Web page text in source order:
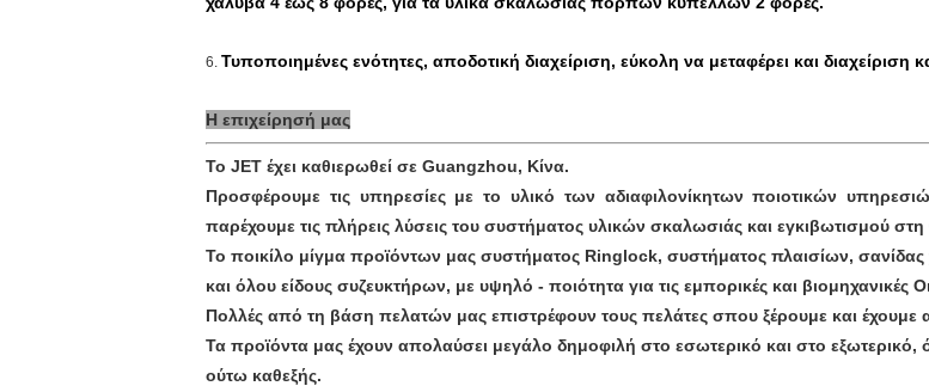
6. Τυποποιημένες ενότητες, αποδοτική διαχείριση, εύκολη να μεταφέρει και
Η επιχείρησή μας
Το JET έχει καθιερωθεί σε Guangzhou, Κίνα.
Προσφέρουμε τις υπηρεσίες με το υλικό των αδιαφιλονίκητων ποιοτικών
παρέχουμε τις πλήρεις λύσεις του συστήματος υλικών σκαλωσιάς και εγκιβωτισμού
Το ποικίλο μίγμα προϊόντων μας συστήματος Ringlock, συστήματος πλαισίων,
και όλου είδους συζευκτήρων, με υψηλό - ποιότητα για τις εμπορικές και βιομηχανικές
Πολλές από τη βάση πελατών μας επιστρέφουν τους πελάτες σπου ξέρουμε και έχουμε
Τα προϊόντα μας έχουν απολαύσει μεγάλο δημοφιλή στο εσωτερικό και στο
ούτω καθεξής.